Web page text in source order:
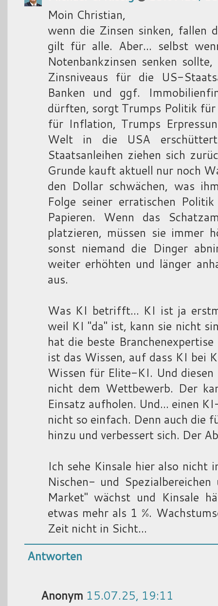
Moin Christian,
wenn die Zinsen sinken, fallen
gilt für alle. Aber... selbst
Notenbankzinsen senken
Zinsniveaus für die US-
Banken und ggf.
dürften, sorgt Trumps Politik
für Inflation, Trumps
Welt in die USA
Staatsanleihen ziehen sich
Grunde kauft aktuell nur noch
den Dollar schwächen, was
Folge seiner erratischen
Papieren. Wenn das
platzieren, müssen sie immer
sonst niemand die Dinger
weiter erhöhten und länger
aus.
Was KI betrifft... KI ist ja
weil KI "da" ist, kann sie nicht
hat die beste
ist das Wissen, auf dass KI bei
Wissen für Elite-KI. Und
nicht dem Wettbewerb. Der
Einsatz aufholen. Und... einen
nicht so einfach. Denn auch die
hinzu und verbessert sich. Der
Ich sehe Kinsale hier also nicht
Nischen- und
Market" wächst und Kinsale
etwas mehr als 1 %.
Zeit nicht in Sicht...
Antworten
Anonym 15.07.25, 19:11